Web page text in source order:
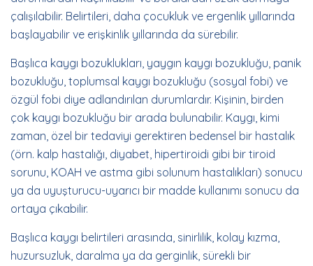
çalışılabilir. Belirtileri, daha çocukluk ve ergenlik yıllarında
başlayabilir ve erişkinlik yıllarında da sürebilir.
Başlıca kaygı bozuklukları, yaygın kaygı bozukluğu, panik
bozukluğu, toplumsal kaygı bozukluğu (sosyal fobi) ve
özgül fobi diye adlandırılan durumlardır. Kişinin, birden
çok kaygı bozukluğu bir arada bulunabilir. Kaygı, kimi
zaman, özel bir tedaviyi gerektiren bedensel bir hastalık
(örn. kalp hastalığı, diyabet, hipertiroidi gibi bir tiroid
sorunu, KOAH ve astma gibi solunum hastalıkları) sonucu
ya da uyuşturucu-uyarıcı bir madde kullanımı sonucu da
ortaya çıkabilir.
Başlıca kaygı belirtileri arasında, sinirlilik, kolay kızma,
huzursuzluk, daralma ya da gerginlik, sürekli bir